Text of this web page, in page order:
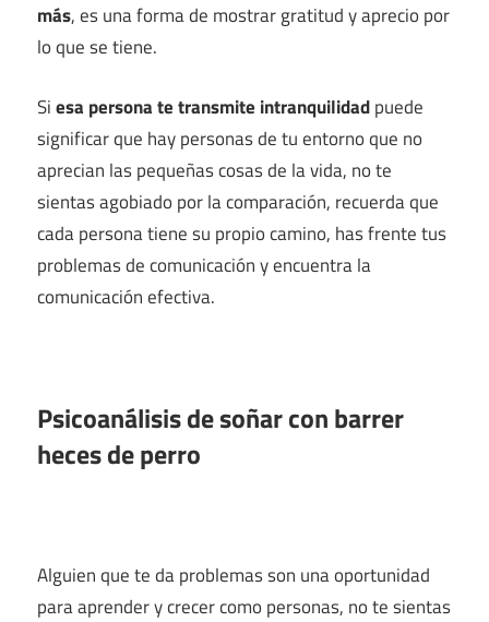
más, es una forma de mostrar gratitud y aprecio por
lo que se tiene.
Siesa persona te transmite intranquilidadpuede
significar que hay personas de tu entorno que no
aprecian las pequeñas cosas de la vida, no te
sientas agobiado por la comparación, recuerda que
cada persona tiene su propio camino, has frente tus
problemas de comunicación y encuentra la
comunicación efectiva.
Psicoanálisis de soñar con barrer
heces de perro
Alguien que te da problemas son una oportunidad
para aprender y crecer como personas, no te sientas